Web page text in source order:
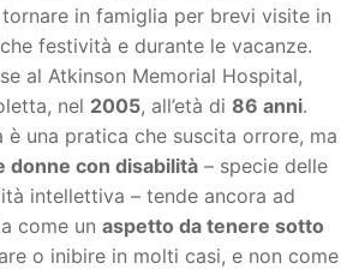
in famiglia per brevi visite in
festività e durante le vacanze.
al Atkinson Memorial Hospital,
nel 2005, all’età di 86 anni.
una pratica che suscita orrore, ma
donne con disabilità – specie delle
intellettiva – tende ancora ad
come un aspetto da tenere sotto
o inibire in molti casi, e non come